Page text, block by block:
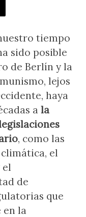
tiempo
sido posible
de Berlín y la
lejos
haya
a la
, como las
el
el
de
que
en la